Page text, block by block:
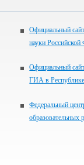
Официальный
науки Российской
Официальный
ГИА в
Федеральный
образовательных